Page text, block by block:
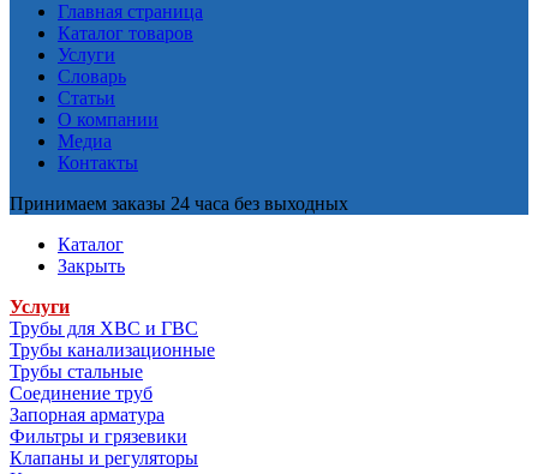
Главная страница
Каталог товаров
Услуги
Словарь
Статьи
О компании
Медиа
Контакты
Принимаем заказы 24 часа без выходных
Каталог
Закрыть
Услуги
Трубы для ХВС и ГВС
Трубы канализационные
Трубы стальные
Соединение труб
Запорная арматура
Фильтры и грязевики
Клапаны и регуляторы